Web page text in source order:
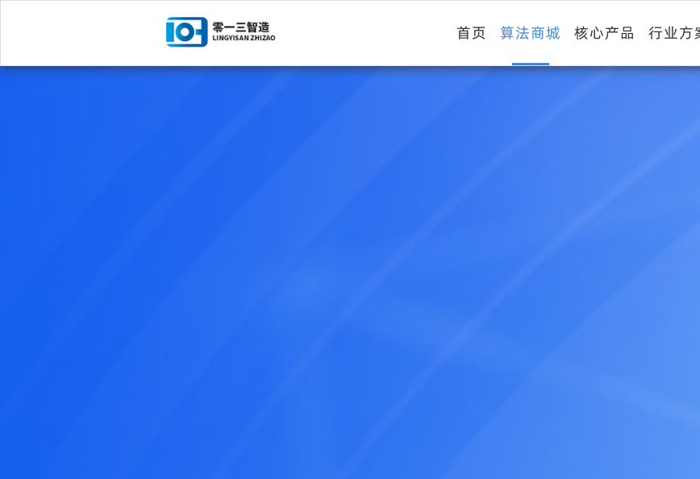
首页 算法商城 核心产品 行业方